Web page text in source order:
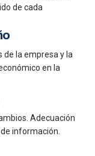
de cada
de la empresa y la
en la
Adecuación
información.